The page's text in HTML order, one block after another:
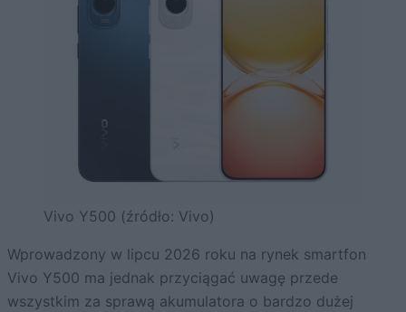
Vivo Y500 (źródło: Vivo)
Wprowadzony w lipcu 2026 roku na rynek smartfon
Vivo Y500 ma jednak przyciągać uwagę przede
wszystkim za sprawą akumulatora o bardzo dużej